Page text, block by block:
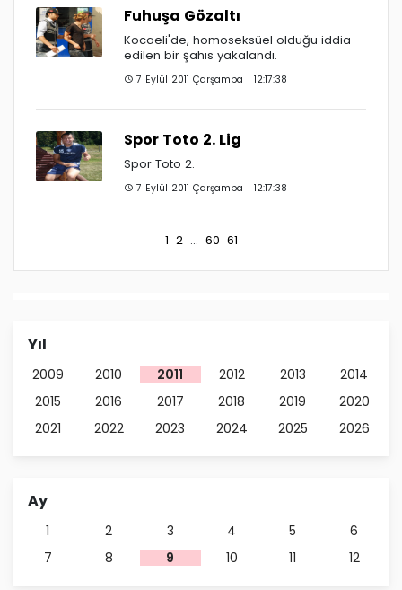
Fuhuşa Gözaltı
Kocaeli'de, homoseksüel olduğu iddia
edilen bir şahıs yakalandı.
7 Eylül 2011 Çarşamba 12:17:38
Spor Toto 2. Lig
Spor Toto 2.
7 Eylül 2011 Çarşamba 12:17:38
1 2... 60 61
Yıl
2009 2010 2011 2012 2013
2014
2015
2016 2017 2018 2019
2020
2021
2022 2023 2024 2025 2026
Ay
1 2 3 4 5
6
7
8 9 10 11 12